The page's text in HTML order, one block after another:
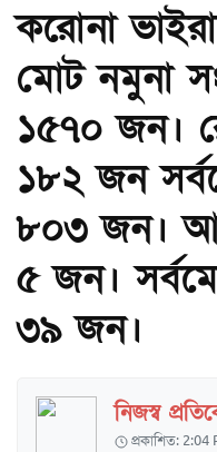
করোনা
মোট নমুনা
১৫৭০ জন।
১৮২ জন
৮০৩ জন।
৫ জন।
৩৯ জন।
নিজস্ব
প্রকাশিত: